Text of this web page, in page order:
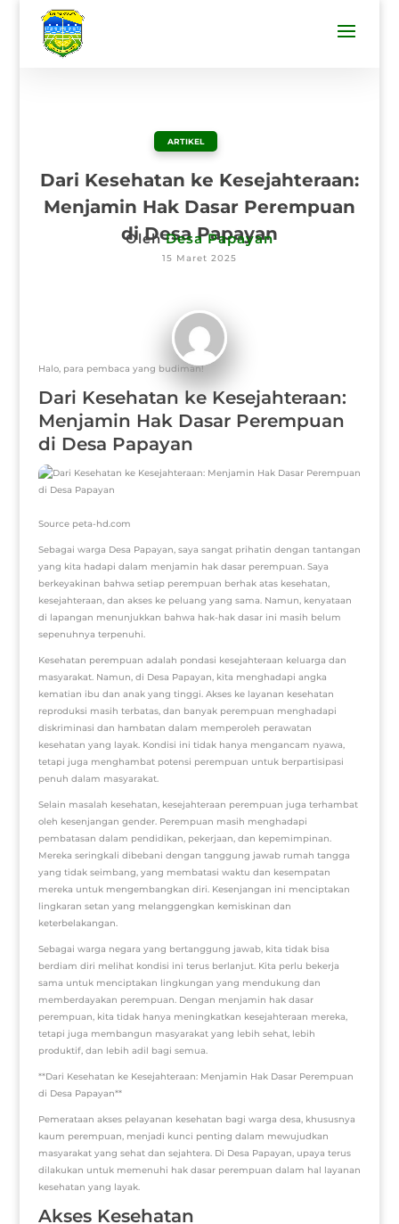
ARTIKEL
Dari Kesehatan ke Kesejahteraan:
Menjamin Hak Dasar Perempuan
di Desa Papayan
OlehDesa Papayan
15 Maret 2025
Halo, para pembaca yang budiman!
Dari Kesehatan ke Kesejahteraan:
Menjamin Hak Dasar Perempuan
di Desa Papayan
Source peta-hd.com
Sebagai warga Desa Papayan, saya sangat prihatin dengan tantangan
yang kita hadapi dalam menjamin hak dasar perempuan. Saya
berkeyakinan bahwa setiap perempuan berhak atas kesehatan,
kesejahteraan, dan akses ke peluang yang sama. Namun, kenyataan
di lapangan menunjukkan bahwa hak-hak dasar ini masih belum
sepenuhnya terpenuhi.
Kesehatan perempuan adalah pondasi kesejahteraan keluarga dan
masyarakat. Namun, di Desa Papayan, kita menghadapi angka
kematian ibu dan anak yang tinggi. Akses ke layanan kesehatan
reproduksi masih terbatas, dan banyak perempuan menghadapi
diskriminasi dan hambatan dalam memperoleh perawatan
kesehatan yang layak. Kondisi ini tidak hanya mengancam nyawa,
tetapi juga menghambat potensi perempuan untuk berpartisipasi
penuh dalam masyarakat.
Selain masalah kesehatan, kesejahteraan perempuan juga terhambat
oleh kesenjangan gender. Perempuan masih menghadapi
pembatasan dalam pendidikan, pekerjaan, dan kepemimpinan.
Mereka seringkali dibebani dengan tanggung jawab rumah tangga
yang tidak seimbang, yang membatasi waktu dan kesempatan
mereka untuk mengembangkan diri. Kesenjangan ini menciptakan
lingkaran setan yang melanggengkan kemiskinan dan
keterbelakangan.
Sebagai warga negara yang bertanggung jawab, kita tidak bisa
berdiam diri melihat kondisi ini terus berlanjut. Kita perlu bekerja
sama untuk menciptakan lingkungan yang mendukung dan
memberdayakan perempuan. Dengan menjamin hak dasar
perempuan, kita tidak hanya meningkatkan kesejahteraan mereka,
tetapi juga membangun masyarakat yang lebih sehat, lebih
produktif, dan lebih adil bagi semua.
**Dari Kesehatan ke Kesejahteraan: Menjamin Hak Dasar Perempuan
di Desa Papayan**
Pemerataan akses pelayanan kesehatan bagi warga desa, khususnya
kaum perempuan, menjadi kunci penting dalam mewujudkan
masyarakat yang sehat dan sejahtera. Di Desa Papayan, upaya terus
dilakukan untuk memenuhi hak dasar perempuan dalam hal layanan
kesehatan yang layak.
Akses Kesehatan